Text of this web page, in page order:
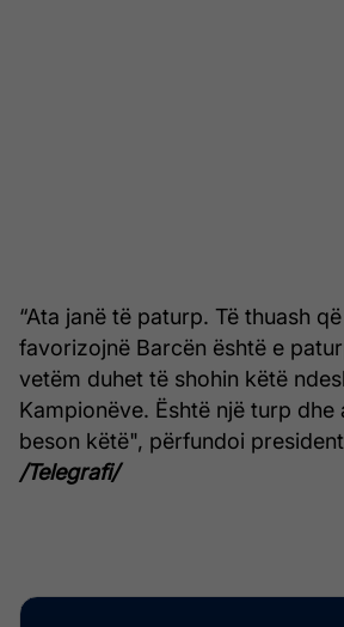
“Ata janë të paturp. Të thuash
favorizojnë Barcën është e
vetëm duhet të shohin këtë
Kampionëve. Është një turp dhe
beson këtë", përfundoi
/Telegrafi/